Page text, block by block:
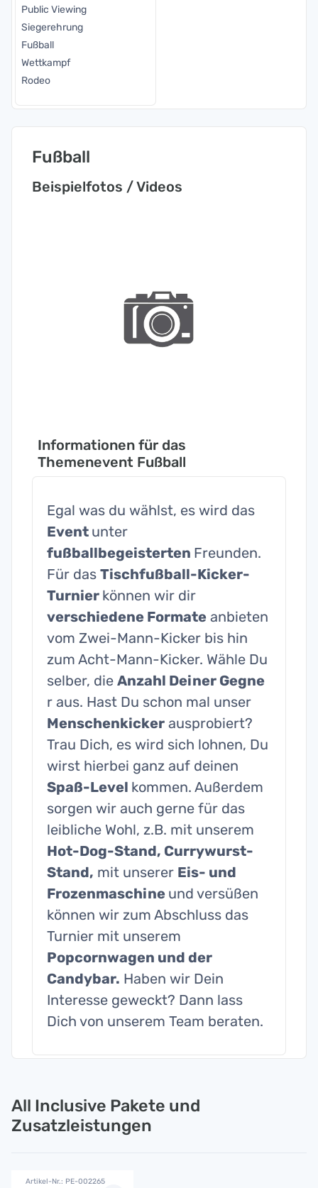
Public Viewing
Siegerehrung
Fußball
Wettkampf
Rodeo
Fußball
Beispielfotos / Videos
Informationen für das
Themenevent Fußball
Egal was du wählst, es wird das
Event unter
fußballbegeisterten Freunden.
Für das Tischfußball-Kicker-
Turnier können wir dir
verschiedene Formate anbieten
vom Zwei-Mann-Kicker bis hin
zum Acht-Mann-Kicker. Wähle Du
selber, die Anzahl Deiner Gegne
r aus. Hast Du schon mal unser
Menschenkicker ausprobiert?
Trau Dich, es wird sich lohnen, Du
wirst hierbei ganz auf deinen
Spaß-Level kommen. Außerdem
sorgen wir auch gerne für das
leibliche Wohl, z.B. mit unserem
Hot-Dog-Stand, Currywurst-
Stand, mit unserer Eis- und
Frozenmaschine und versüßen
können wir zum Abschluss das
Turnier mit unserem
Popcornwagen und der
Candybar. Haben wir Dein
Interesse geweckt? Dann lass
Dich von unserem Team beraten.
All Inclusive Pakete und
Zusatzleistungen
Artikel-Nr.: PE-002265